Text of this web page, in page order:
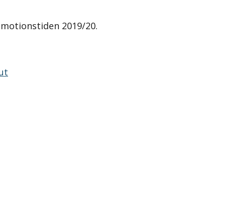
2019/20.